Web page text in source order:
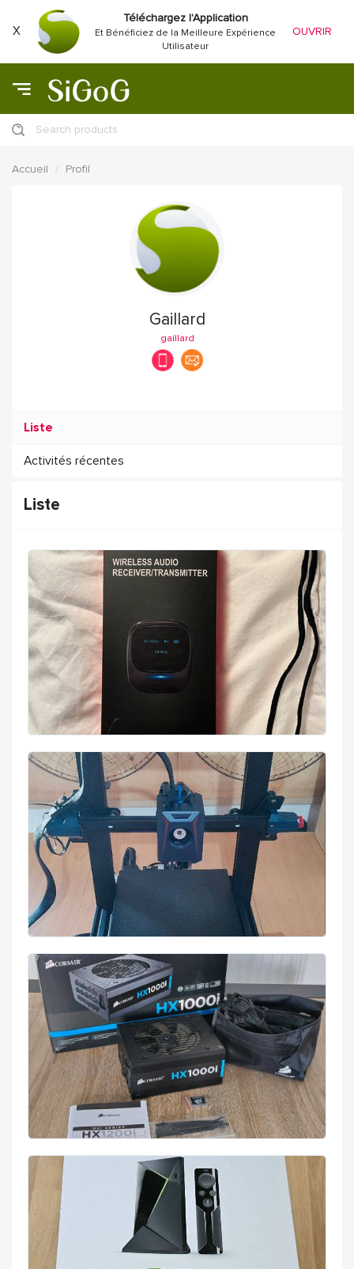
X
Téléchargez l'Application
Et Bénéficiez de la Meilleure Expérience
Utilisateur
OUVRIR
Search products
Accueil Profil
Gaillard
gaillard
Liste
Activités récentes
Liste